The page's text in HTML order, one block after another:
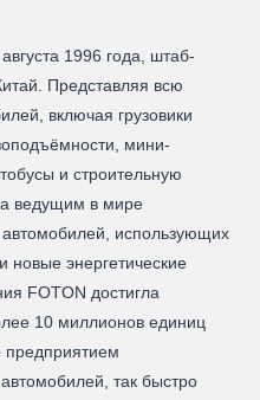
1996 года, штаб-
Представляя всю
включая грузовики
мини-
и строительную
ведущим в мире
использующих
новые энергетические
FOTON достигла
10 миллионов единиц
предприятием
так быстро